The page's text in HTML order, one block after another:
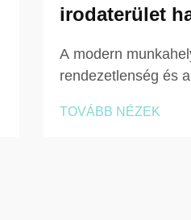
irodaterület
A modern
rendezetlenség és
termelékenység-
TOVÁBB NÉZEK